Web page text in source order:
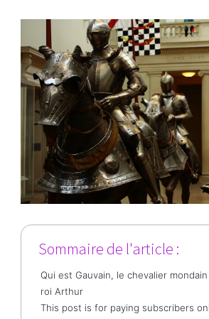
Sommaire de l'article :
Qui est Gauvain, le chevalier
roi Arthur
This post is for paying subscribers